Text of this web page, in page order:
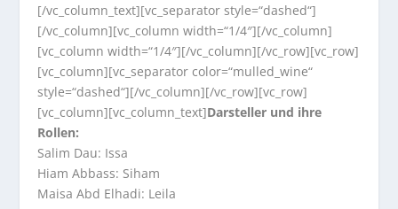
[/vc_column_text][vc_separator style=“dashed“]
[/vc_column][vc_column width=“1/4″][/vc_column]
[vc_column width=“1/4″][/vc_column][/vc_row][vc_row]
[vc_column][vc_separator color=“mulled_wine“
style=“dashed“][/vc_column][/vc_row][vc_row]
[vc_column][vc_column_text]Darsteller und ihre
Rollen:
Salim Dau: Issa
Hiam Abbass: Siham
Maisa Abd Elhadi: Leila